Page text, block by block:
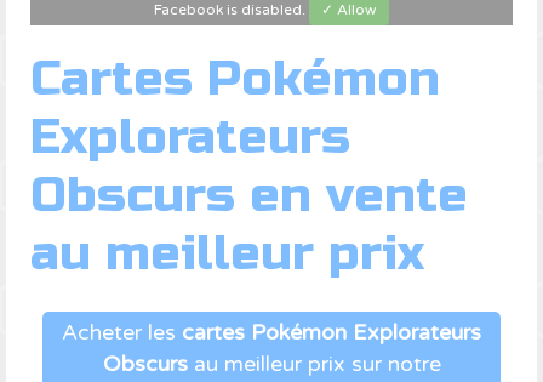
Facebook is disabled.
✓ Allow
Cartes Pokémon
Explorateurs
Obscurs en vente
au meilleur prix
Acheter les cartes Pokémon Explorateurs
Obscursau meilleur prix sur notre